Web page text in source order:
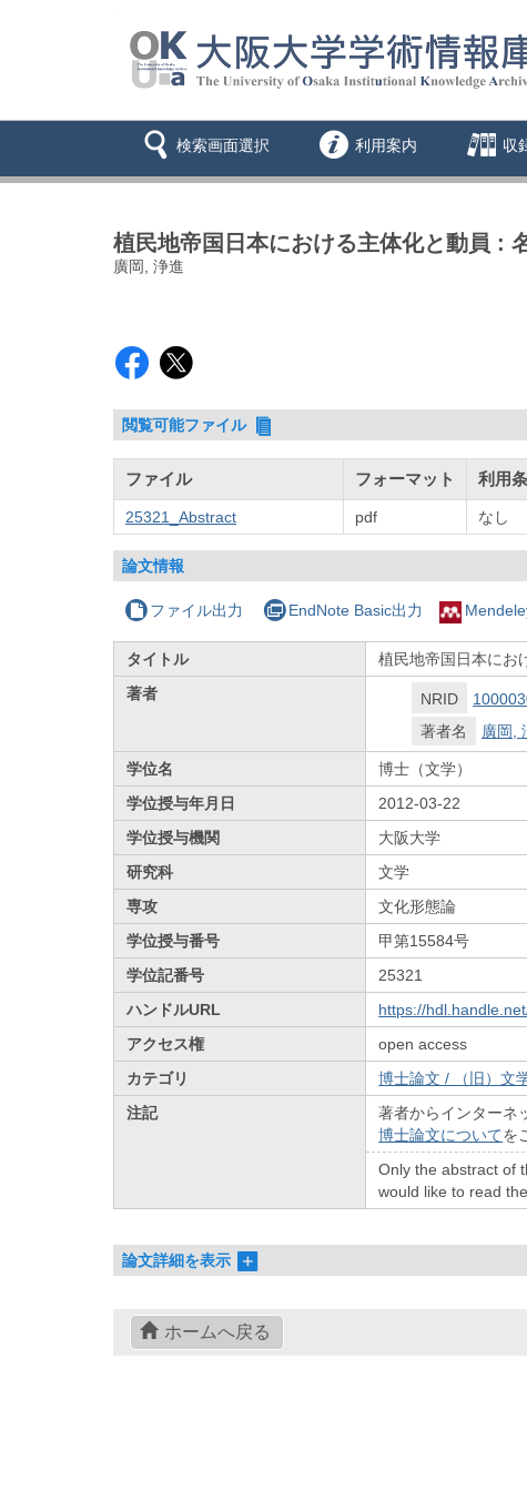
検索画面選択 利用案内 収
植民地帝国日本における主体化と動員 :
廣岡, 浄進
閲覧可能ファイル
ファイル フォーマット 利用
25321_Abstract pdf なし
論文情報
ファイル出力 EndNote Basic出力
タイトル
植民地帝国日本にお
著者
NRID
著者名
廣岡,
学位名
博士（文学）
学位授与年月日
2012-03-22
学位授与機関
大阪大学
研究科
文学
専攻
文化形態論
学位授与番号
甲第15584号
学位記番号
25321
ハンドルURL
https://
アクセス権
open access
カテゴリ
博士論文 / （旧）文
注記
著者からインターネ
博士論文についてを
Only the abstract of
would like to read
論文詳細を表示
ホームへ戻る